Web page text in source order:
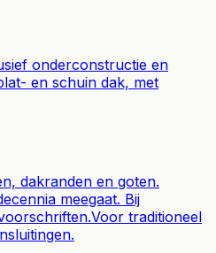
onderconstructie en
en schuin dak, met
dakranden en goten.
meegaat. Bij
Voor traditioneel